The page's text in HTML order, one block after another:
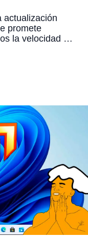
actualización
promete
la velocidad del
de junio
un
Perfil de